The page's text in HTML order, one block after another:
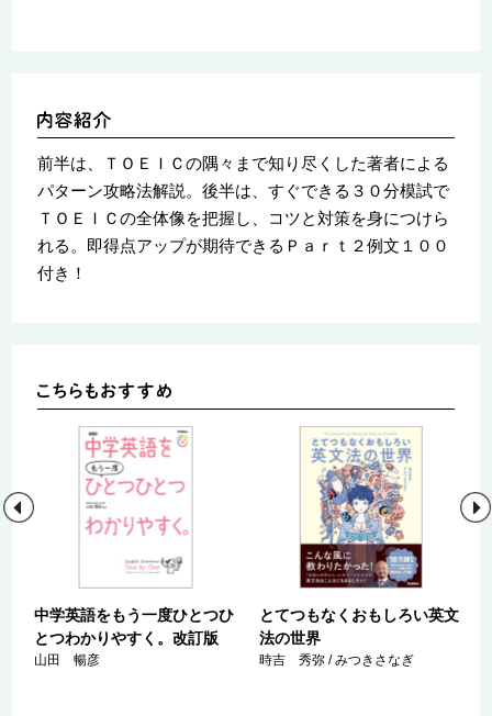
前半は、ＴＯＥＩＣの隅々まで知り尽くした著者による
パターン攻略法解説。後半は、すぐできる３０分模試で
ＴＯＥＩＣの全体像を把握し、コツと対策を身につけら
れる。即得点アップが期待できるＰａｒｔ２例文１００
付き！
中学英語をもう一度ひとつひ
とつわかりやすく。改訂版
山田 暢彦
とてつもなくおもしろい英文
法の世界
時吉 秀弥 / みつきさなぎ